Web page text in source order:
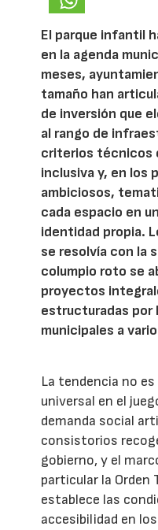
El parque infantil
en la agenda
meses,
tamaño han
de inversión que
al rango de
criterios técnicos
inclusiva y, en los
ambiciosos,
cada espacio en
identidad propia.
se resolvía con la
columpio roto se
proyectos
estructuradas
municipales a
La tendencia no
universal en el
demanda social
consistorios
gobierno, y el
particular la Orden
establece las
accesibilidad en